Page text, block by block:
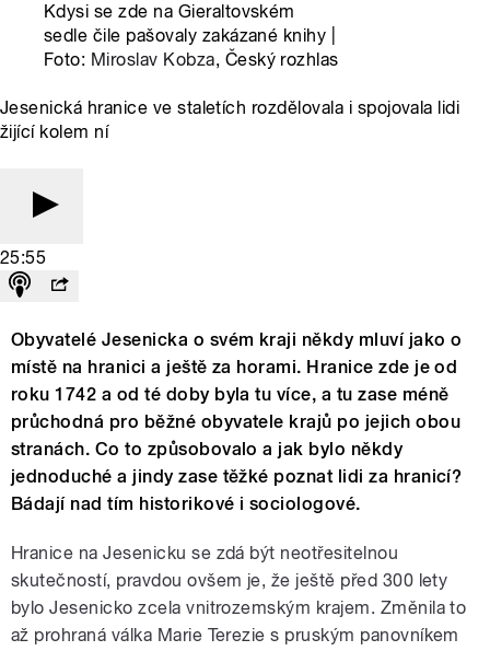
Kdysi se zde na Gieraltovském
sedle čile pašovaly zakázané knihy |
Foto: Miroslav Kobza, Český rozhlas
Jesenická hranice ve staletích rozdělovala i spojovala lidi
žijící kolem ní
25:55
Obyvatelé Jesenicka o svém kraji někdy mluví jako o
místě na hranici a ještě za horami. Hranice zde je od
roku 1742 a od té doby byla tu více, a tu zase méně
průchodná pro běžné obyvatele krajů po jejich obou
stranách. Co to způsobovalo a jak bylo někdy
jednoduché a jindy zase těžké poznat lidi za hranicí?
Bádají nad tím historikové i sociologové.
Hranice na Jesenicku se zdá být neotřesitelnou
skutečností, pravdou ovšem je, že ještě před 300 lety
bylo Jesenicko zcela vnitrozemským krajem. Změnila to
až prohraná válka Marie Terezie s pruským panovníkem